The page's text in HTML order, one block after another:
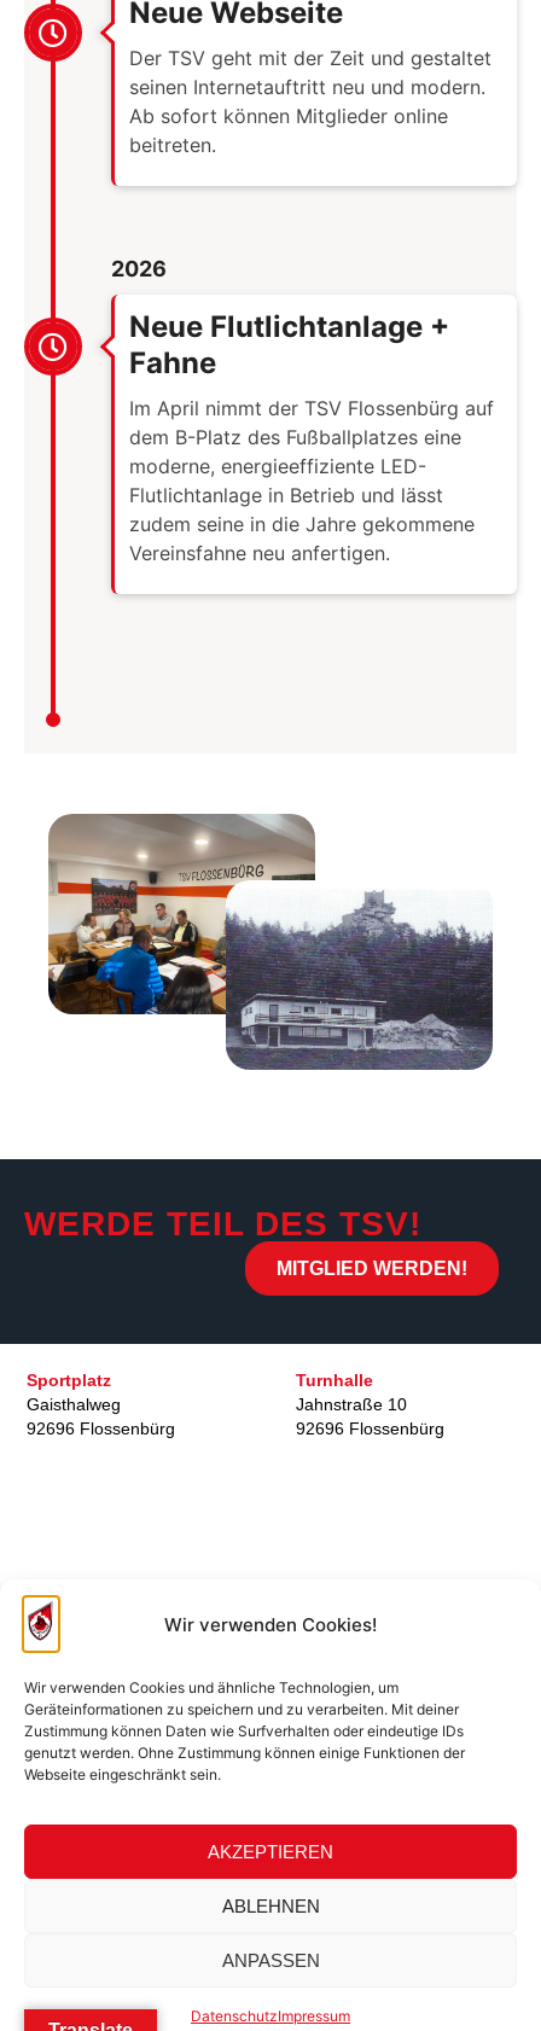
Wir verwenden Cookies!
Wir verwenden Cookies und ähnliche Technologien, um
Geräteinformationen zu speichern und zu verarbeiten. Mit deiner
Zustimmung können Daten wie Surfverhalten oder eindeutige IDs
genutzt werden. Ohne Zustimmung können einige Funktionen der
Webseite eingeschränkt sein.
AKZEPTIEREN
ABLEHNEN
ANPASSEN
DatenschutzImpressum
Neue Webseite
Der TSV geht mit der Zeit und gestaltet
seinen Internetauftritt neu und modern.
Ab sofort können Mitglieder online
beitreten.
2026
Neue Flutlichtanlage +
Fahne
Im April nimmt der TSV Flossenbürg auf
dem B-Platz des Fußballplatzes eine
moderne, energieeffiziente LED-
Flutlichtanlage in Betrieb und lässt
zudem seine in die Jahre gekommene
Vereinsfahne neu anfertigen.
WERDE TEIL DES TSV!
MITGLIED WERDEN!
Turnhalle
Jahnstraße 10
92696 Flossenbürg
Sportplatz
Gaisthalweg
92696 Flossenbürg